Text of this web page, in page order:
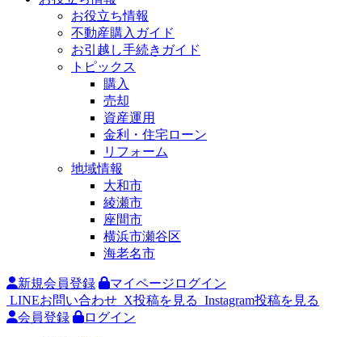
お役立ち情報
不動産購入ガイド
お引越し手続きガイド
トピックス
購入
売却
資産運用
金利・住宅ローン
リフォーム
地域情報
大和市
綾瀬市
座間市
横浜市瀬谷区
海老名市
新規会員登録
マイページログイン
LINEお問い合わせ X投稿を見る Instagram投稿を見る
会員登録
ログイン